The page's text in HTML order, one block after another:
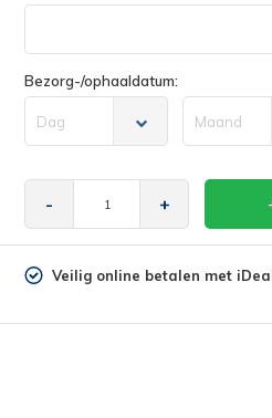
Bezorg-/ophaaldatum:
Dag Maand
- +
Veilig online betalen met